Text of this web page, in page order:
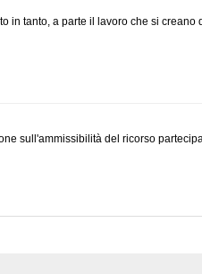
tanto, a parte il lavoro che si
sull'ammissibilità del ricorso